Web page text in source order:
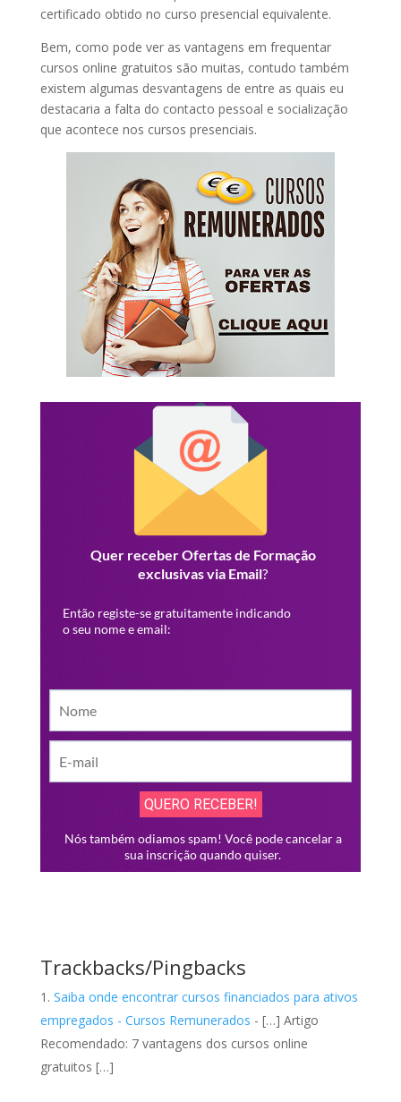
certificado obtido no curso presencial equivalente.
Bem, como pode ver as vantagens em frequentar
cursos online gratuitos são muitas, contudo também
existem algumas desvantagens de entre as quais eu
destacaria a falta do contacto pessoal e socialização
que acontece nos cursos presenciais.
Trackbacks/Pingbacks
Saiba onde encontrar cursos financiados para ativos
empregados - Cursos Remunerados - […] Artigo
Recomendado: 7 vantagens dos cursos online
gratuitos […]